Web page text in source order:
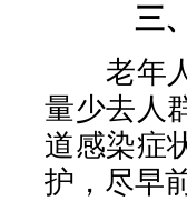
三
老年人
量少去人
道感染症
护，尽早